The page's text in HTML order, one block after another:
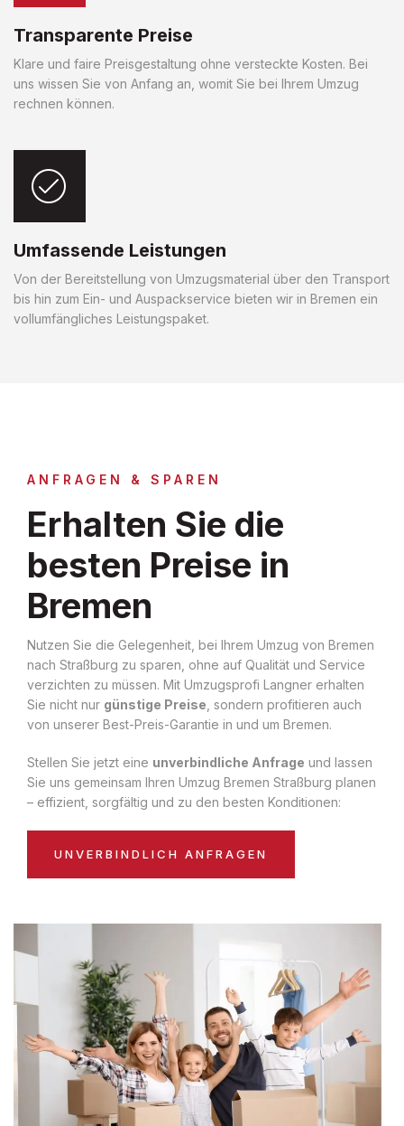
Transparente Preise
Klare und faire Preisgestaltung ohne versteckte Kosten. Bei
uns wissen Sie von Anfang an, womit Sie bei Ihrem Umzug
rechnen können.
Umfassende Leistungen
Von der Bereitstellung von Umzugsmaterial über den Transport
bis hin zum Ein- und Auspackservice bieten wir in Bremen ein
vollumfängliches Leistungspaket.
ANFRAGEN & SPAREN
Erhalten Sie die
besten Preise in
Bremen
Nutzen Sie die Gelegenheit, bei Ihrem Umzug von Bremen
nach Straßburg zu sparen, ohne auf Qualität und Service
verzichten zu müssen. Mit Umzugsprofi Langner erhalten
Sie nicht nur günstige Preise , sondern profitieren auch
von unserer Best-Preis-Garantie in und um Bremen.
Stellen Sie jetzt eine unverbindliche Anfrage und lassen
Sie uns gemeinsam Ihren Umzug Bremen Straßburg planen
– effizient, sorgfältig und zu den besten Konditionen:
UNVERBINDLICH ANFRAGEN